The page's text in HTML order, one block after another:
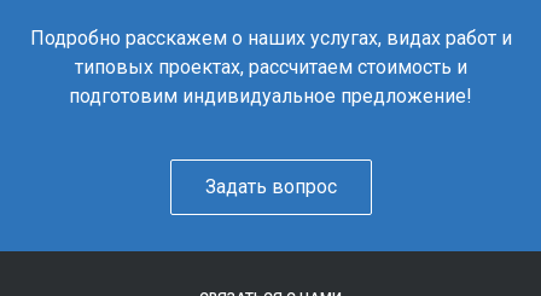
Подробно расскажем о наших услугах, видах работ и
типовых проектах, рассчитаем стоимость и
подготовим индивидуальное предложение!
Задать вопрос